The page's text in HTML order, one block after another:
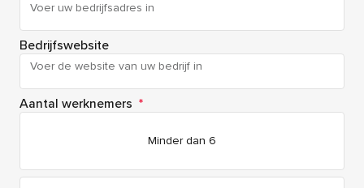
Bedrijfswebsite
Aantal werknemers *
Minder dan 6